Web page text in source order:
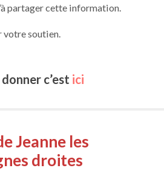
partager cette information.
votre soutien.
c’est ici
Jeanne les
droites